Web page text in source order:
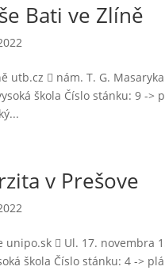
Bati ve Zlíně
utb.cz  nám. T. G.
škola Číslo stánku: 9 -
v Prešove
 Ul. 17. novembra
škola Číslo stánku: 4 ->